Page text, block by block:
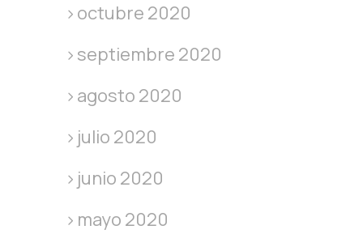
octubre 2020
septiembre 2020
agosto 2020
julio 2020
junio 2020
mayo 2020